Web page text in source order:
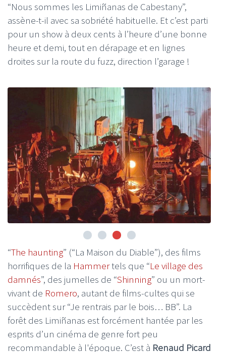
“Nous sommes les Limiñanas de Cabestany”,
assène-t-il avec sa sobriété habituelle. Et c’est parti
pour un show à deux cents à l’heure d’une bonne
heure et demi, tout en dérapage et en lignes
droites sur la route du fuzz, direction l’garage !
“The haunting” (“La Maison du Diable”), des films
horrifiques de la Hammertels que “Le village des
damnés”, des jumelles de “Shinning” ou un mort-
vivant de Romero, autant de films-cultes qui se
succèdent sur “Je rentrais par le bois… BB”. La
forêt des Limiñanas est forcément hantée par les
esprits d’un cinéma de genre fort peu
recommandable à l'époque. C’est à Renaud Picard